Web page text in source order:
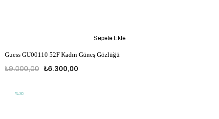
Guess GU00110 52F Kadın Güneş Gözlüğü
₺6.300,00
₺9.000,00
Sepete Ekle
%30